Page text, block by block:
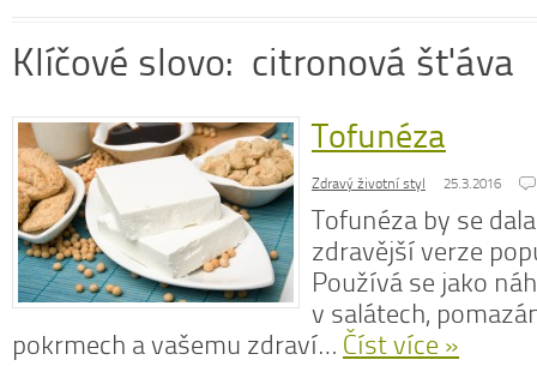
Klíčové slovo: citronová šťáva
Tofunéza
Zdravý životní styl 25.3.2016
Tofunéza by se
zdravější verze
Používá se jako
v salátech,
pokrmech a vašemu zdraví… Číst více »